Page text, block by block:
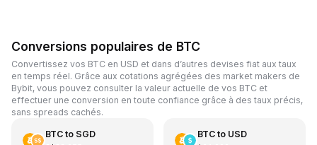
Conversions populaires de BTC
Convertissez vos BTC en USD et dans d’autres devises fiat aux taux
en temps réel. Grâce aux cotations agrégées des market makers de
Bybit, vous pouvez consulter la valeur actuelle de vos BTC et
effectuer une conversion en toute confiance grâce à des taux précis,
sans spreads cachés.
BTCto SGD BTCto USD